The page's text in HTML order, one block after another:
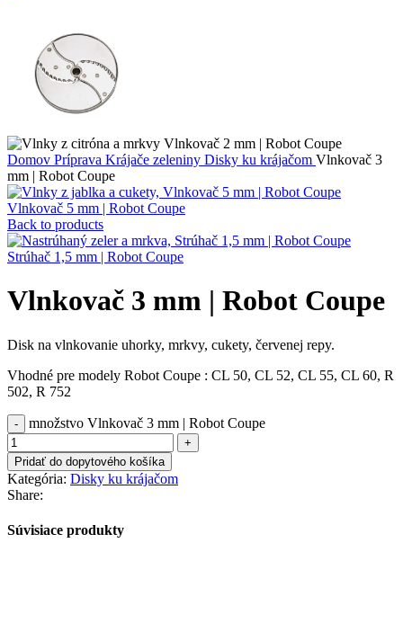
Domov Príprava Krájače zeleniny Disky ku krájačom Vlnkovač 3
mm | Robot Coupe
Vlnkovač 5 mm | Robot Coupe
Back to products
Strúhač 1,5 mm | Robot Coupe
Vlnkovač 3 mm | Robot Coupe
Disk na vlnkovanie uhorky, mrkvy, cukety, červenej repy.
Vhodné pre modely Robot Coupe : CL 50, CL 52, CL 55, CL 60, R
502, R 752
množstvo Vlnkovač 3 mm | Robot Coupe
Pridať do dopytového košíka
Kategória: Disky ku krájačom
Share:
Súvisiace produkty